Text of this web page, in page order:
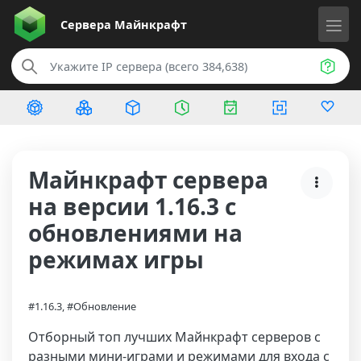
Сервера Майнкрафт
Майнкрафт сервера
на версии 1.16.3 с
обновлениями на
режимах игры
#1.16.3, #Обновление
Отборный топ лучших Майнкрафт серверов с
разными мини-играми и режимами для входа с